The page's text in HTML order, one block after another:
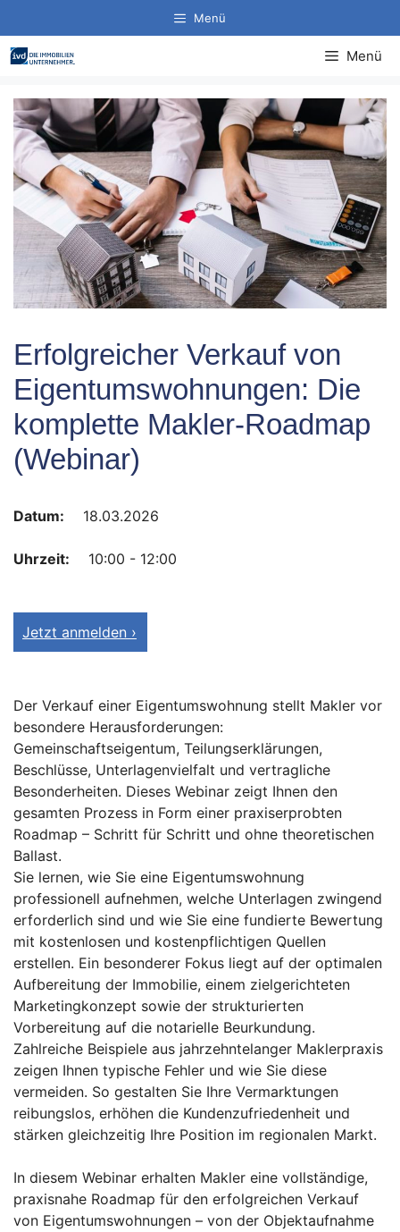
Inhalt
springen
Menü
Menü
Erfolgreicher Verkauf von
Eigentumswohnungen: Die
komplette Makler-Roadmap
(Webinar)
Datum: 18.03.2026
Uhrzeit: 10:00 - 12:00
Jetzt anmelden ›
Der Verkauf einer Eigentumswohnung stellt Makler vor
besondere Herausforderungen:
Gemeinschaftseigentum, Teilungserklärungen,
Beschlüsse, Unterlagenvielfalt und vertragliche
Besonderheiten. Dieses Webinar zeigt Ihnen den
gesamten Prozess in Form einer praxiserprobten
Roadmap – Schritt für Schritt und ohne theoretischen
Ballast.
Sie lernen, wie Sie eine Eigentumswohnung
professionell aufnehmen, welche Unterlagen zwingend
erforderlich sind und wie Sie eine fundierte Bewertung
mit kostenlosen und kostenpflichtigen Quellen
erstellen. Ein besonderer Fokus liegt auf der optimalen
Aufbereitung der Immobilie, einem zielgerichteten
Marketingkonzept sowie der strukturierten
Vorbereitung auf die notarielle Beurkundung.
Zahlreiche Beispiele aus jahrzehntelanger Maklerpraxis
zeigen Ihnen typische Fehler und wie Sie diese
vermeiden. So gestalten Sie Ihre Vermarktungen
reibungslos, erhöhen die Kundenzufriedenheit und
stärken gleichzeitig Ihre Position im regionalen Markt.
In diesem Webinar erhalten Makler eine vollständige,
praxisnahe Roadmap für den erfolgreichen Verkauf
von Eigentumswohnungen – von der Objektaufnahme